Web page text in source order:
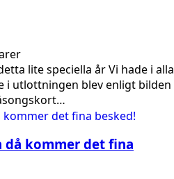
lite speciella år Vi hade i alla
i utlottningen blev enligt bilden
då kommer det fina